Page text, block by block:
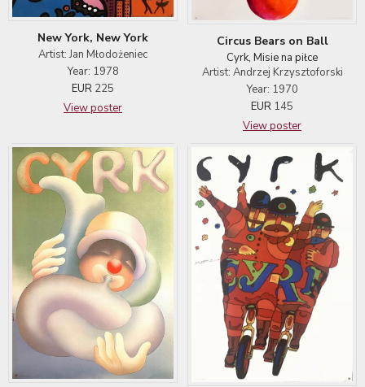
New York, New York
Artist: Jan Młodożeniec
Year: 1978
EUR 225
View poster
Circus Bears on Ball
Cyrk, Misie na piłce
Artist: Andrzej Krzysztoforski
Year: 1970
EUR 145
View poster